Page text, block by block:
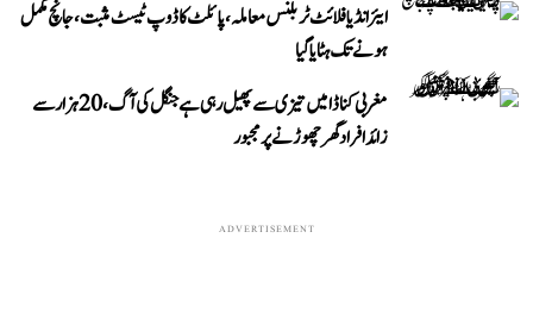
ایئر انڈیا فلائٹ ٹربلنس معاملہ، پائلٹ کا ڈوپ ٹیسٹ مثبت، جانچ مکمل
ہونے تک ہٹایا گیا
مغربی کناڈا میں تیزی سے پھیل رہی ہے جنگل کی آگ، 20 ہزار سے
زائد افراد گھر چھوڑنے پر مجبور
ADVERTISEMENT